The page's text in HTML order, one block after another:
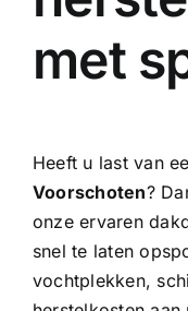
met
Heeft u last van
Voorschoten?
onzeervaren
snel te laten
vochtplekken,